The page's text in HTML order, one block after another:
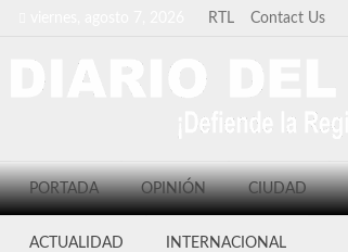
RTL Contact Us
PORTADA OPINIÓN CIUDAD
ACTUALIDAD INTERNACIONAL